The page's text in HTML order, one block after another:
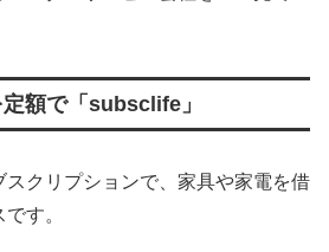
額で「subsclife」
クリプションで、家具や家電を借
す。